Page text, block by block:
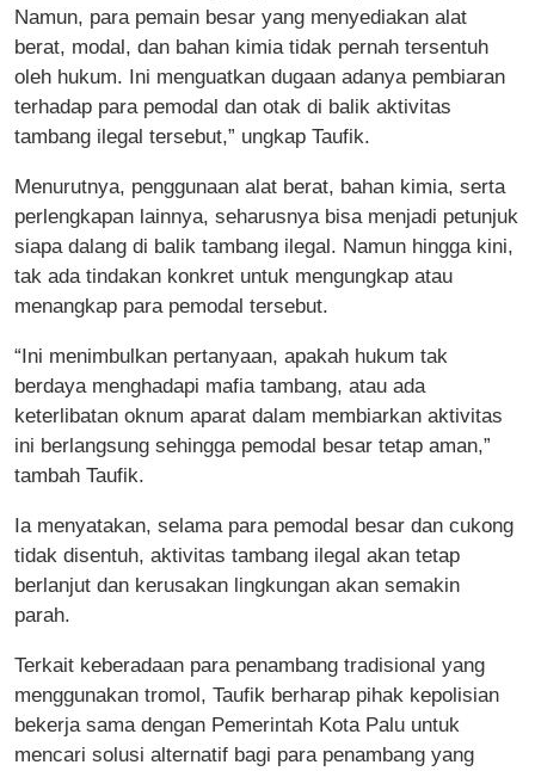
Namun, para pemain besar yang menyediakan alat
berat, modal, dan bahan kimia tidak pernah tersentuh
oleh hukum. Ini menguatkan dugaan adanya pembiaran
terhadap para pemodal dan otak di balik aktivitas
tambang ilegal tersebut,” ungkap Taufik.
Menurutnya, penggunaan alat berat, bahan kimia, serta
perlengkapan lainnya, seharusnya bisa menjadi petunjuk
siapa dalang di balik tambang ilegal. Namun hingga kini,
tak ada tindakan konkret untuk mengungkap atau
menangkap para pemodal tersebut.
“Ini menimbulkan pertanyaan, apakah hukum tak
berdaya menghadapi mafia tambang, atau ada
keterlibatan oknum aparat dalam membiarkan aktivitas
ini berlangsung sehingga pemodal besar tetap aman,”
tambah Taufik.
Ia menyatakan, selama para pemodal besar dan cukong
tidak disentuh, aktivitas tambang ilegal akan tetap
berlanjut dan kerusakan lingkungan akan semakin
parah.
Terkait keberadaan para penambang tradisional yang
menggunakan tromol, Taufik berharap pihak kepolisian
bekerja sama dengan Pemerintah Kota Palu untuk
mencari solusi alternatif bagi para penambang yang